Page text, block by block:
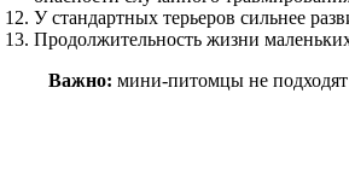
У стандартных терьеров сильнее
Продолжительность жизни
Важно: мини-питомцы не подходят